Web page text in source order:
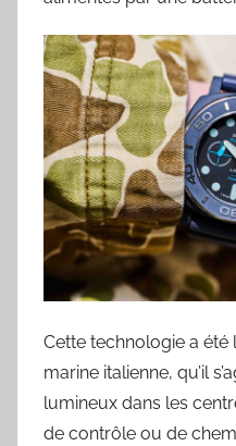
Cette technologie a
marine italienne, qu’il
lumineux dans les
de contrôle ou de